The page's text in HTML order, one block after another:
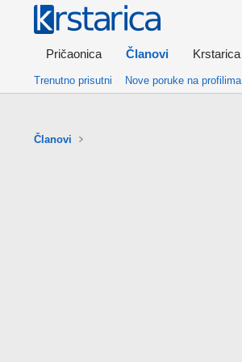
Pričaonica Članovi Krstarica
Trenutno prisutni Nove poruke na profilima
Članovi